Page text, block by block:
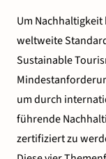
Um
weltweite
Sustainable
um durch
führende
zertifiziert zu